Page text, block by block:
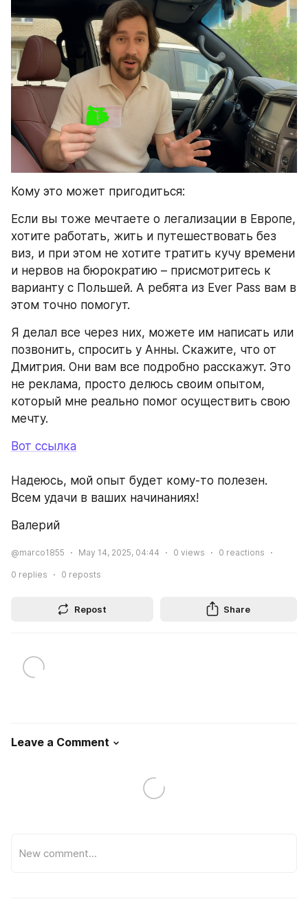
Кому это может пригодиться:
Если вы тоже мечтаете о легализации в Европе,
хотите работать, жить и путешествовать без
виз, и при этом не хотите тратить кучу времени
и нервов на бюрократию – присмотритесь к
варианту с Польшей. А ребята из Ever Pass вам в
этом точно помогут.
Я делал все через них, можете им написать или
позвонить, спросить у Анны. Скажите, что от
Дмитрия. Они вам все подробно расскажут. Это
не реклама, просто делюсь своим опытом,
который мне реально помог осуществить свою
мечту.
Вот ссылка
Надеюсь, мой опыт будет кому-то полезен.
Всем удачи в ваших начинаниях!
Валерий
@marco1855 May 14, 2025, 04:44 0 views 0 reactions
0 replies 0 reposts
Repost Share
Leave a Comment